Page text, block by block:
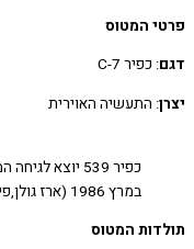
המטוס
: כפיר C-7
: התעשיה האוירית
במרץ 1986 (ארז גולן,פייסבוק)
המטוס